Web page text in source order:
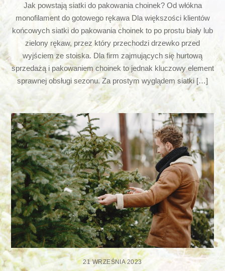
Jak powstają siatki do pakowania choinek? Od włókna
monofilament do gotowego rękawa Dla większości klientów
końcowych siatki do pakowania choinek to po prostu biały lub
zielony rękaw, przez który przechodzi drzewko przed
wyjściem ze stoiska. Dla firm zajmujących się hurtową
sprzedażą i pakowaniem choinek to jednak kluczowy element
sprawnej obsługi sezonu. Za prostym wyglądem siatki […]
21 WRZEŚNIA 2023